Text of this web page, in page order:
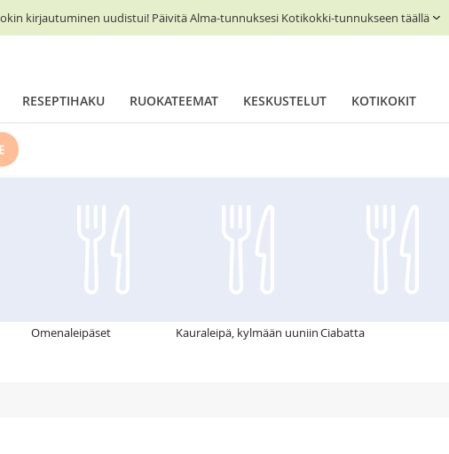
kirjautuminen uudistui! Päivitä Alma-tunnuksesi Kotikokki-tunnukseen täällä
RESEPTIHAKU RUOKATEEMAT KESKUSTELUT KOTIKOKIT
Omenaleipäset Kauraleipä, kylmään uuniinCiabatta